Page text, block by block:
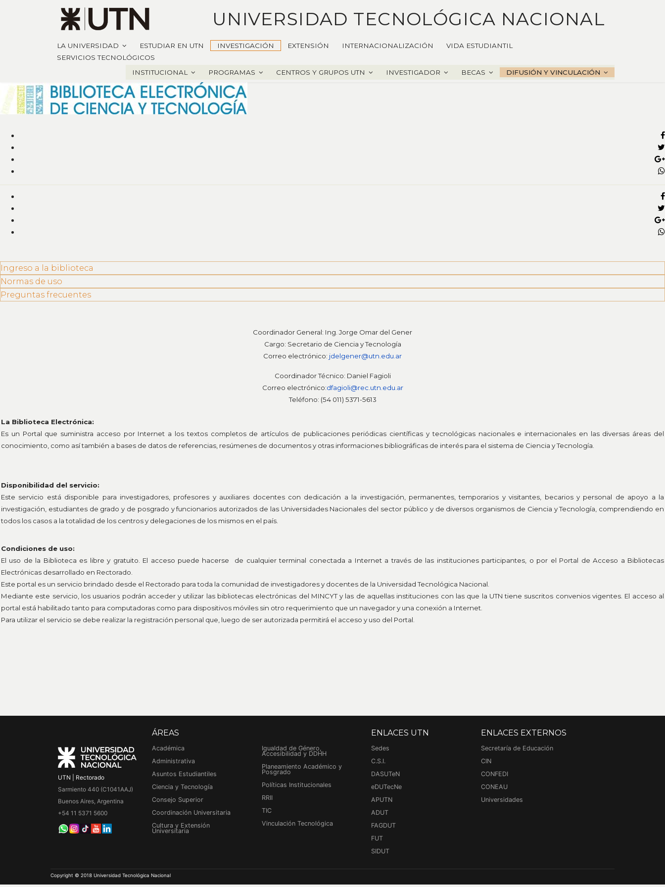
UNIVERSIDAD TECNOLÓGICA NACIONAL
LA UNIVERSIDAD ESTUDIAR EN UTN INVESTIGACIÓN EXTENSIÓN INTERNACIONALIZACIÓN
VIDA ESTUDIANTIL
SERVICIOS TECNOLÓGICOS
INSTITUCIONAL
PROGRAMAS CENTROS Y GRUPOS UTN INVESTIGADOR BECAS DIFUSIÓN Y VINCULACIÓN
Ingreso a la biblioteca
Normas de uso
Preguntas frecuentes
Coordinador General: Ing. Jorge Omar del Gener
Cargo: Secretario de Ciencia y Tecnología
Correo electrónico: jdelgener@utn.edu.ar
Coordinador Técnico: Daniel Fagioli
Correo electrónico:dfagioli@rec.utn.edu.ar
Teléfono: (54 011) 5371-5613
La Biblioteca Electrónica:
Es un Portal que suministra acceso por Internet a los textos completos de artículos de publicaciones periódicas científicas y tecnológicas nacionales e internacionales en las diversas áreas del
conocimiento, como así también a bases de datos de referencias, resúmenes de documentos y otras informaciones bibliográficas de interés para el sistema de Ciencia y Tecnología.
Disponibilidad del servicio:
Este servicio está disponible para investigadores, profesores y auxiliares docentes con dedicación a la investigación, permanentes, temporarios y visitantes, becarios y personal de apoyo a la
investigación, estudiantes de grado y de posgrado y funcionarios autorizados de las Universidades Nacionales del sector público y de diversos organismos de Ciencia y Tecnología, comprendiendo en
todos los casos a la totalidad de los centros y delegaciones de los mismos en el país.
Condiciones de uso:
El uso de la Biblioteca es libre y gratuito. El acceso puede hacerse de cualquier terminal conectada a Internet a través de las instituciones participantes, o por el Portal de Acceso a Bibliotecas
Electrónicas desarrollado en Rectorado.
Este portal es un servicio brindado desde el Rectorado para toda la comunidad de investigadores y docentes de la Universidad Tecnológica Nacional.
Mediante este servicio, los usuarios podrán acceder y utilizar las bibliotecas electrónicas del MINCYT y las de aquellas instituciones con las que la UTN tiene suscritos convenios vigentes. El acceso al
portal está habilitado tanto para computadoras como para dispositivos móviles sin otro requerimiento que un navegador y una conexión a Internet.
Para utilizar el servicio se debe realizar la registración personal que, luego de ser autorizada permitirá el acceso y uso del Portal.
UTN | Rectorado
Sarmiento 440 (C1041AAJ)
Buenos Aires, Argentina
+54 11 5371 5600
ÁREAS
Académica
Administrativa
Asuntos Estudiantiles
Ciencia y Tecnología
Consejo Superior
Coordinación Universitaria
Cultura y Extensión
Universitaria
Igualdad de Género,
Accesibilidad y DDHH
Planeamiento Académico y
Posgrado
Políticas Institucionales
RRII
TIC
Vinculación Tecnológica
ENLACES UTN
Sedes
C.S.I.
DASUTeN
eDUTecNe
APUTN
ADUT
FAGDUT
FUT
SIDUT
ENLACES EXTERNOS
Secretaría de Educación
CIN
CONFEDI
CONEAU
Universidades
Copyright © 2018 Universidad Tecnológica Nacional